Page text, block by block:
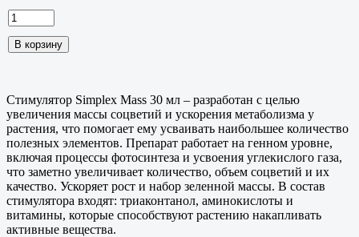
Стимулятор Simplex Mass 30 мл – разработан с целью
увеличения массы соцветий и ускорения метаболизма у
растения, что помогает ему усваивать наибольшее количество
полезных элементов. Препарат работает на генном уровне,
включая процессы фотосинтеза и усвоения углекислого газа,
что заметно увеличивает количество, объем соцветий и их
качество. Ускоряет рост и набор зеленной массы. В состав
стимулятора входят: триаконтанол, аминокислоты и
витамины, которые способствуют растению накапливать
активные вещества.